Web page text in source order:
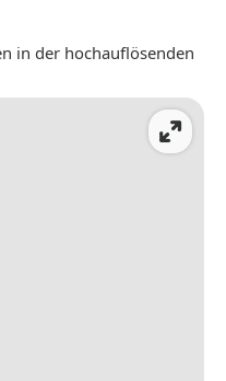
in der hochauflösenden